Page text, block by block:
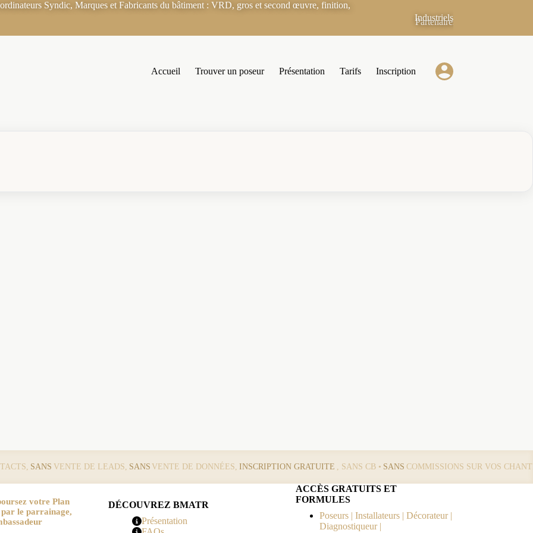
Syndic, Marques et Fabricants du bâtiment : VRD, gros et second œuvre, finition,
Industriels
Partenaires
Accueil Trouver un poseur Présentation Tarifs Inscription
SANS VENTE DE LEADS, SANS VENTE DE DONNÉES, INSCRIPTION GRATUITE , SANS CB • SANS COMMISSIONS SUR VOS
votre Plan
le parrainage,
DÉCOUVREZ BMATR
Présentation
ACCÈS GRATUITS ET
FORMULES
Poseurs | Installateurs | Décorateur |
Diagnostiqueur |